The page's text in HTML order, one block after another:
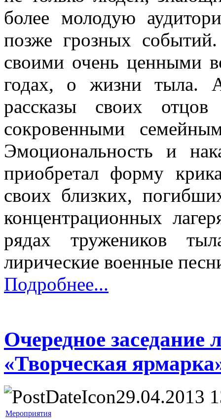
более молодую
позже грозных
своими очень ценными
годах, о жизни тыла.
рассказы своих
сокровенными
Эмоциональность и
приобретал форму
своих близких,
концентрационных
рядах тружеников
лирические военные
Подробнее...
Очередное заседание
«Творческая
29.04.2013
Мероприятия